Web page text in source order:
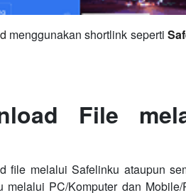
menggunakan shortlink seperti
File
file melalui Safelinku ataupun
PC/Komputer dan Mobile/